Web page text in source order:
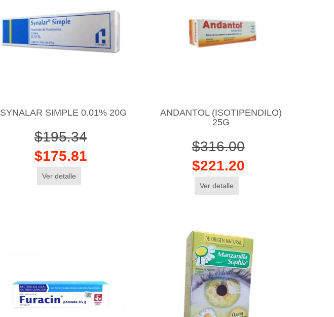
SYNALAR SIMPLE 0.01% 20G
$195.34
$175.81
Ver detalle
ANDANTOL (ISOTIPENDILO)
25G
$316.00
$221.20
Ver detalle